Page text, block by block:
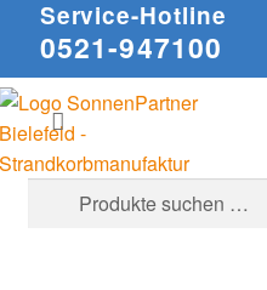
Service-Hotline
0521-947100
Zur
Navigation
springen
Zum
Inhalt
springen
Suche
Suchen